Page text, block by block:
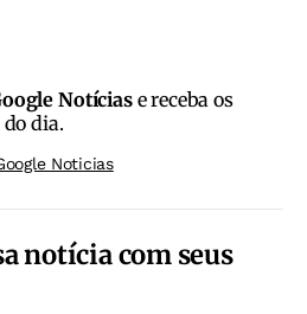
Notíciase receba os
dia.
Noticias
notícia com seus